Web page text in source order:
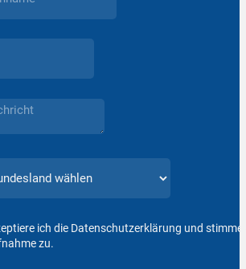
ich die Datenschutzerklärung und
zu.